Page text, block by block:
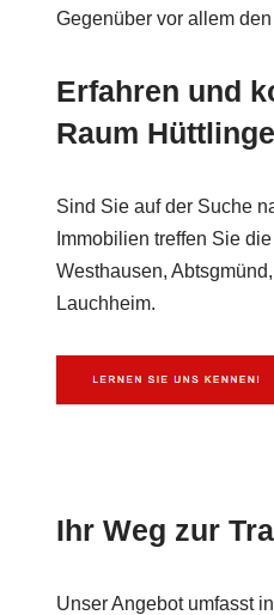
Gegenüber vor allem
Erfahren und
Raum
Sind Sie auf der Suche
Immobilien treffen Sie
Westhausen,
Lauchheim.
Ihr Weg zur
Unser Angebot umfasst